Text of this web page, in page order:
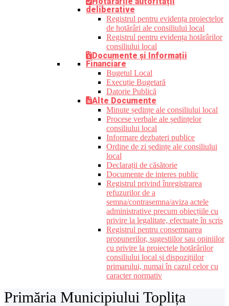
deliberative
Registrul pentru evidența proiectelor
de hotărâri ale consiliului local
Registrul pentru evidența hotărârilor
consiliului local
Documente și Informații
Financiare
Bugetul Local
Execuție Bugetară
Datorie Publică
Alte Documente
Minute ședințe ale consiliului local
Procese verbale ale ședințelor
consiliului local
Informare dezbateri publice
Ordine de zi ședințe ale consiliului
local
Declarații de căsătorie
Documente de interes public
Registrul privind înregistrarea
refuzurilor de a
semna/contrasemna/aviza actele
administrative precum obiecțiile cu
privire la legalitate, efectuate în scris
Registrul pentru consemnarea
propunerilor, sugestiilor sau opiniilor
cu privire la proiectele hotărârilor
consiliului local și dispozițiilor
primarului, numai în cazul celor cu
caracter normativ
Primăria Municipiului Toplița